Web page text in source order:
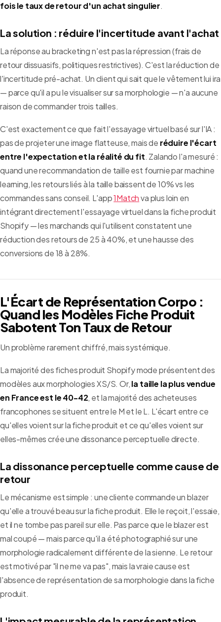
fois le taux de retour d'un achat singulier.
La solution : réduire l'incertitude avant l'achat
La réponse au bracketing n'est pas la répression (frais de
retour dissuasifs, politiques restrictives). C'est la réduction de
l'incertitude pré-achat. Un client qui sait que le vêtement lui ira
— parce qu'il a pu le visualiser sur sa morphologie — n'a aucune
raison de commander trois tailles.
C'est exactement ce que fait l'essayage virtuel basé sur l'IA :
pas de projeter une image flatteuse, mais de réduire l'écart
entre l'expectation et la réalité du fit. Zalando l'a mesuré :
quand une recommandation de taille est fournie par machine
learning, les retours liés à la taille baissent de 10% vs les
commandes sans conseil. L'app1Matchva plus loin en
intégrant directement l'essayage virtuel dans la fiche produit
Shopify — les marchands qui l'utilisent constatent une
réduction des retours de 25 à 40%, et une hausse des
conversions de 18 à 28%.
L'Écart de Représentation Corpo :
Quand les Modèles Fiche Produit
Sabotent Ton Taux de Retour
Un problème rarement chiffré, mais systémique.
La majorité des fiches produit Shopify mode présentent des
modèles aux morphologies XS/S. Or,la taille la plus vendue
en France est le 40-42, et la majorité des acheteuses
francophones se situent entre le M et le L. L'écart entre ce
qu'elles voient sur la fiche produit et ce qu'elles voient sur
elles-mêmes crée une dissonance perceptuelle directe.
La dissonance perceptuelle comme cause de
retour
Le mécanisme est simple : une cliente commande un blazer
qu'elle a trouvé beau sur la fiche produit. Elle le reçoit, l'essaie,
et il ne tombe pas pareil sur elle. Pas parce que le blazer est
mal coupé — mais parce qu'il a été photographié sur une
morphologie radicalement différente de la sienne. Le retour
est motivé par "il ne me va pas", mais la vraie cause est
l'absence de représentation de sa morphologie dans la fiche
produit.